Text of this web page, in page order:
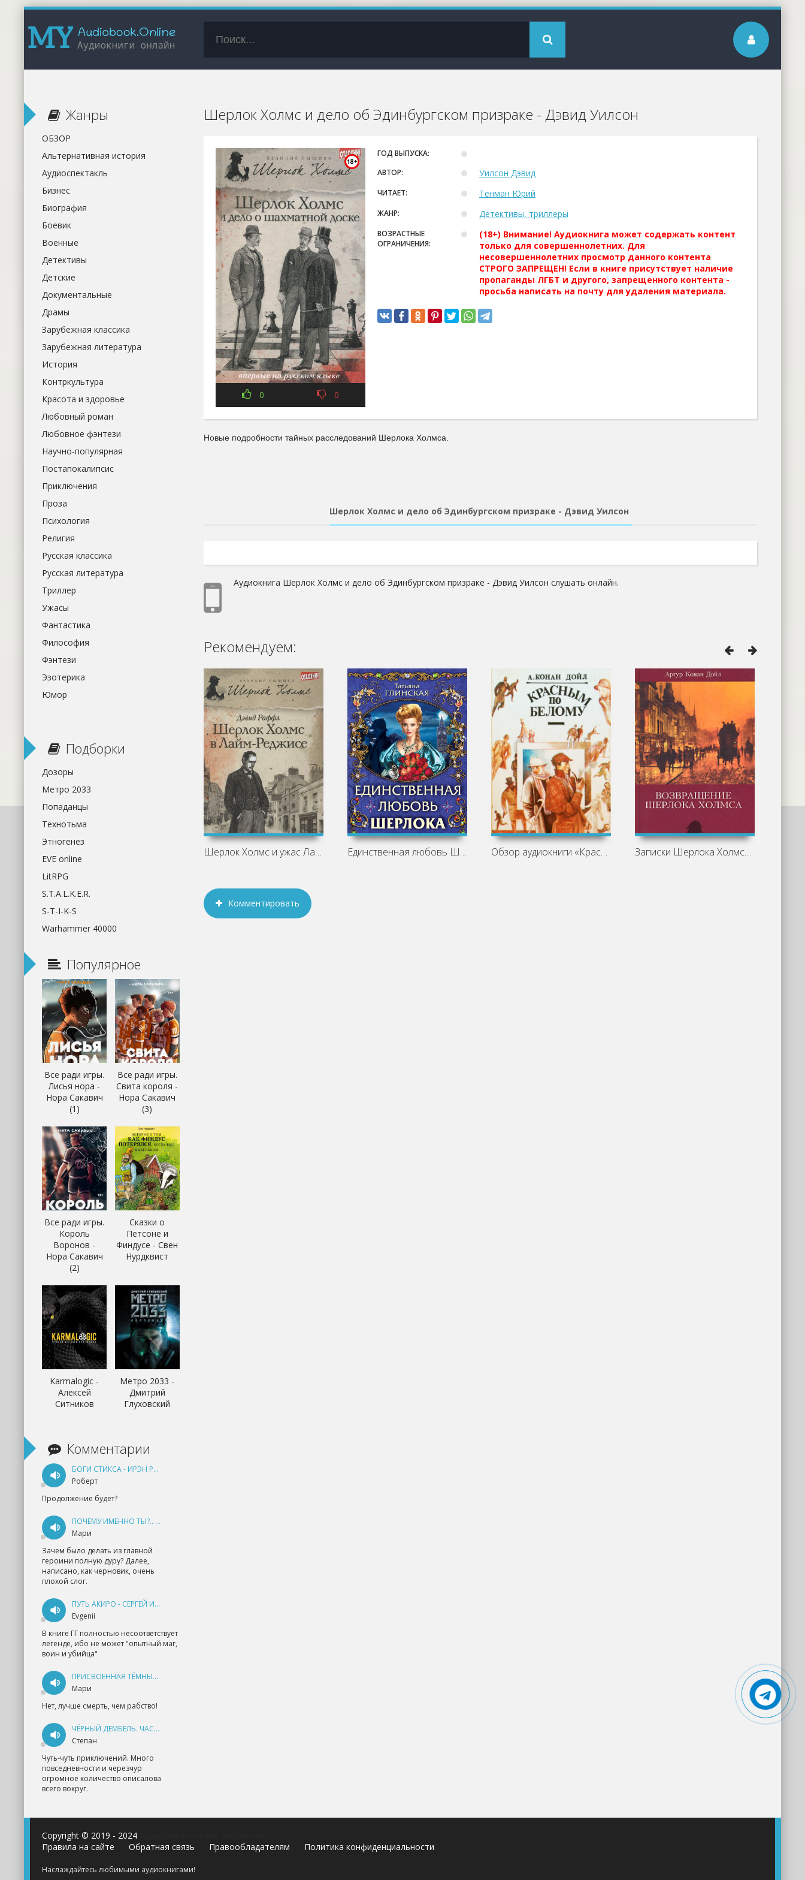
Шерлок Холмс и дело об Эдинбургском призраке - Дэвид Уилсон
0 0
ГОД ВЫПУСКА:
АВТОР:
Уилсон Дэвид
ЧИТАЕТ: Тенман Юрий
ЖАНР: Детективы, триллеры
ВОЗРАСТНЫЕ
ОГРАНИЧЕНИЯ:
(18+) Внимание! Аудиокнига может содержать контент
только для совершеннолетних. Для
несовершеннолетних просмотр данного контента
СТРОГО ЗАПРЕЩЕН! Если в книге присутствует наличие
пропаганды ЛГБТ и другого, запрещенного контента -
просьба написать на почту для удаления материала.
Новые подробности тайных расследований Шерлока Холмса.
Шерлок Холмс и дело об Эдинбургском призраке - Дэвид Уилсон
Аудиокнига Шерлок Холмс и дело об Эдинбургском призраке - Дэвид Уилсон слушать онлайн.
Рекомендуем:
Шерлок Холмс и ужас Лайм-Реджиса - Единственная любовь Шерлока Холмса - Обзор аудиокниги «Красное по белому Записки Шерлока Холмса, Возвращение
Комментировать
Жанры
ОБЗОР
Альтернативная история
Аудиоспектакль
Бизнес
Биография
Боевик
Военные
Детективы
Детские
Документальные
Драмы
Зарубежная классика
Зарубежная литература
История
Контркультура
Красота и здоровье
Любовный роман
Любовное фэнтези
Научно-популярная
Постапокалипсис
Приключения
Проза
Психология
Религия
Русская классика
Русская литература
Триллер
Ужасы
Фантастика
Философия
Фэнтези
Эзотерика
Юмор
Подборки
Дозоры
Метро 2033
Попаданцы
Технотьма
Этногенез
EVE online
LitRPG
S.T.A.L.K.E.R.
S-T-I-K-S
Warhammer 40000
Популярное
Все ради игры.
Лисья нора -
Нора Сакавич
(1)
Все ради игры.
Свита короля -
Нора Сакавич
(3)
Все ради игры.
Король
Воронов -
Нора Сакавич
(2)
Сказки о
Петсоне и
Финдусе - Свен
Нурдквист
Karmalogic -
Алексей
Ситников
Метро 2033 -
Дмитрий
Глуховский
Комментарии
БОГИ СТИКСА - ИРЭН РУДКЕВИЧ
Роберт
Продолжение будет?
ПОЧЕМУ ИМЕННО ТЫ?.. КНИГА 1 - ЕКАТЕРИНА ЮДИНА
Мари
Зачем было делать из главной
героини полную дуру? Далее,
написано, как черновик, очень
плохой слог.
ПУТЬ АКИРО - СЕРГЕЙ ИЗМАЙЛОВ
Evgenii
В книге ГГ полностью несоответствует
легенде, ибо не может "опытный маг,
воин и убийца"
ПРИСВОЕННАЯ ТЁМНЫМ. ПРОКЛЯТАЯ ЛЮБОВЬ - АННА ГЕРР
Мари
Нет, лучше смерть, чем рабство!
ЧЁРНЫЙ ДЕМБЕЛЬ. ЧАСТЬ 1 - АНДРЕЙ ФЕДИН
Степан
Чуть-чуть приключений. Много
повседневности и черезчур
огромное количество описалова
всего вокруг.
Copyright © 2019 - 2024
Правила на сайте
Обратная связь Правообладателям Политика конфиденциальности
Наслаждайтесь любимыми аудиокнигами!